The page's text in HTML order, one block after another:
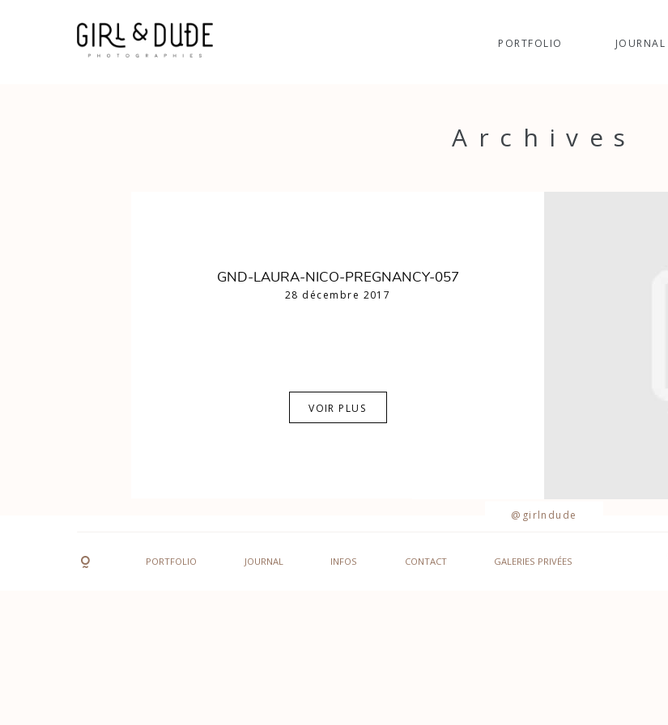
PORTFOLIO JOURNAL
Archives
GND-LAURA-NICO-PREGNANCY-057
28 décembre 2017
VOIR PLUS
@girlndude
PORTFOLIO JOURNAL INFOS CONTACT GALERIES PRIVÉES